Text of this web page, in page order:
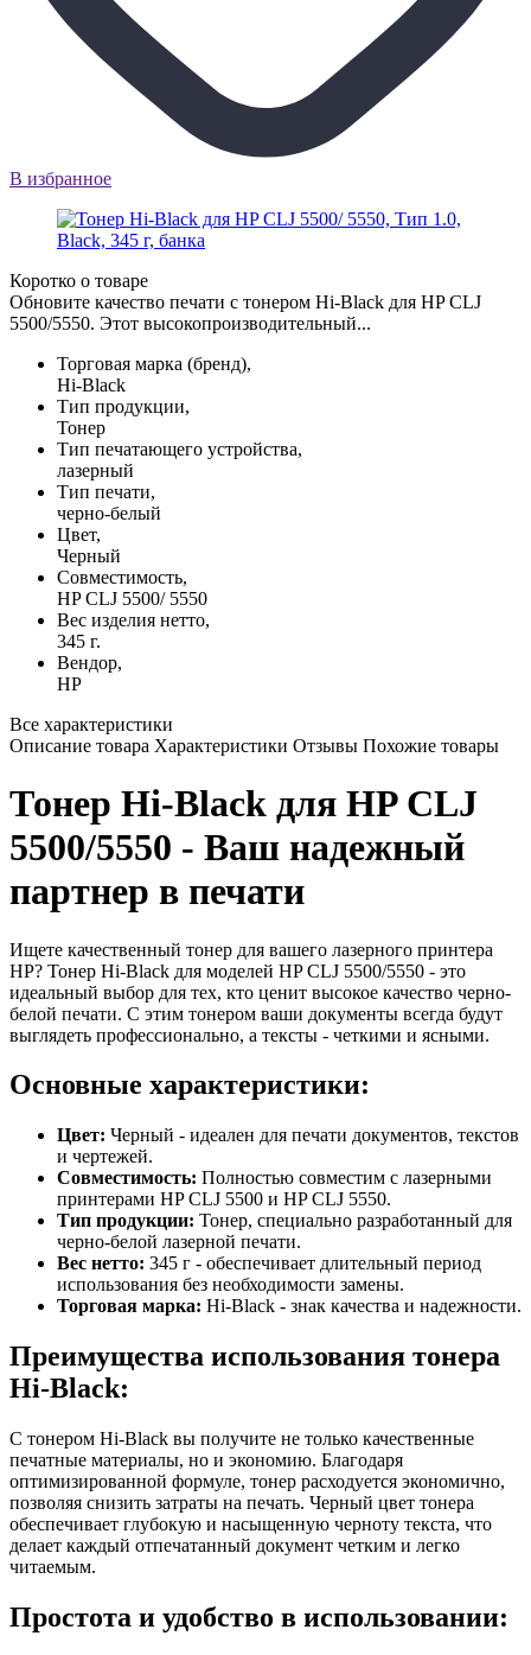
В избранное
Коротко о товаре
Обновите качество печати с тонером Hi-Black для HP CLJ
5500/5550. Этот высокопроизводительный...
Торговая марка (бренд),
Hi-Black
Тип продукции,
Тонер
Тип печатающего устройства,
лазерный
Тип печати,
черно-белый
Цвет,
Черный
Совместимость,
HP CLJ 5500/ 5550
Вес изделия нетто,
345 г.
Вендор,
HP
Все характеристики
Описание товара Характеристики Отзывы Похожие товары
Тонер Hi-Black для HP CLJ
5500/5550 - Ваш надежный
партнер в печати
Ищете качественный тонер для вашего лазерного принтера
HP? Тонер Hi-Black для моделей HP CLJ 5500/5550 - это
идеальный выбор для тех, кто ценит высокое качество черно-
белой печати. С этим тонером ваши документы всегда будут
выглядеть профессионально, а тексты - четкими и ясными.
Основные характеристики:
Цвет: Черный - идеален для печати документов, текстов
и чертежей.
Совместимость: Полностью совместим с лазерными
принтерами HP CLJ 5500 и HP CLJ 5550.
Тип продукции: Тонер, специально разработанный для
черно-белой лазерной печати.
Вес нетто: 345 г - обеспечивает длительный период
использования без необходимости замены.
Торговая марка: Hi-Black - знак качества и надежности.
Преимущества использования тонера
Hi-Black:
С тонером Hi-Black вы получите не только качественные
печатные материалы, но и экономию. Благодаря
оптимизированной формуле, тонер расходуется экономично,
позволяя снизить затраты на печать. Черный цвет тонера
обеспечивает глубокую и насыщенную черноту текста, что
делает каждый отпечатанный документ четким и легко
читаемым.
Простота и удобство в использовании: